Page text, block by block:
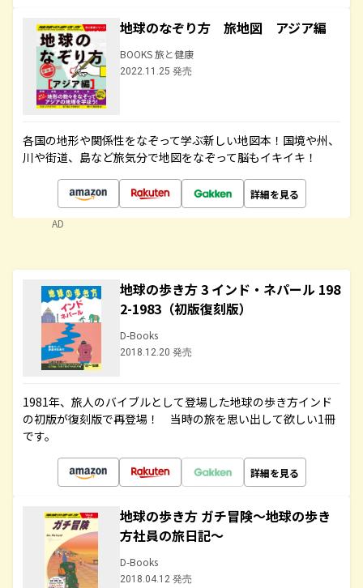
地球のなぞり方 旅地図 アジア編
BOOKS 旅と健康
2022.11.25 発売
各国の地形や関係性をなぞって学ぶ新しい地図本！国境や州、
川や街道、島など旅気分で地図をなぞって脳もイキイキ！
詳細を見る
AD
地球の歩き方 3 インド・ネパール 198
2-1983（初版復刻版）
D-Books
2018.12.20 発売
1981年、旅人のバイブルとして登場した地球の歩き方インド
の初版が復刻版で再登場！ 当時の旅を思い出して欲しい1冊
です。
詳細を見る
地球の歩き方 ガチ冒険～地球の歩き
方社員の旅日記～
D-Books
2018.04.12 発売